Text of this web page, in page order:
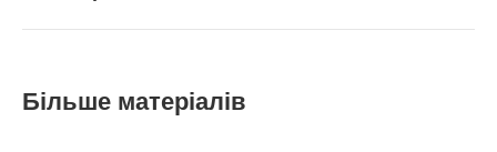
Більше матеріалів